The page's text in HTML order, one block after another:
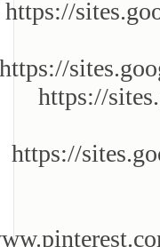
https://
https://
https://
https://